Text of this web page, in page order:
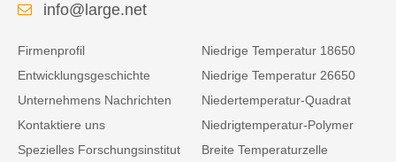
info@large.net
Firmenprofil
Entwicklungsgeschichte
Unternehmens Nachrichten
Kontaktiere uns
Spezielles Forschungsinstitut
Niedrige Temperatur 18650
Niedrige Temperatur 26650
Niedertemperatur-Quadrat
Niedrigtemperatur-Polymer
Breite Temperaturzelle